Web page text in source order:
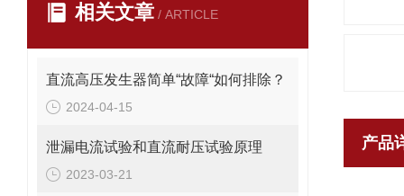
相关文章 / ARTICLE
直流高压发生器简单“故障“如何排除？
2024-04-15
泄漏电流试验和直流耐压试验原理
2023-03-21
产品